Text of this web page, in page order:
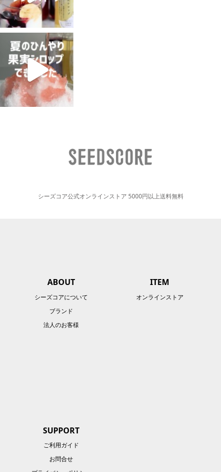
シーズコア公式オンラインストア 5000円以上送料無料
ABOUT
シーズコアについて
ブランド
法人のお客様
ITEM
オンラインストア
SUPPORT
ご利用ガイド
お問合せ